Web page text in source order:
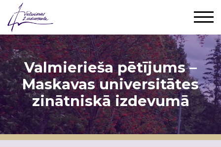
Valmierieša pētījums –
Maskavas universitātes
zinātniskā izdevumā